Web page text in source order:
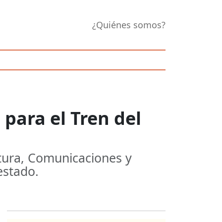
¿Quiénes somos?
el Tren del
Comunicaciones y